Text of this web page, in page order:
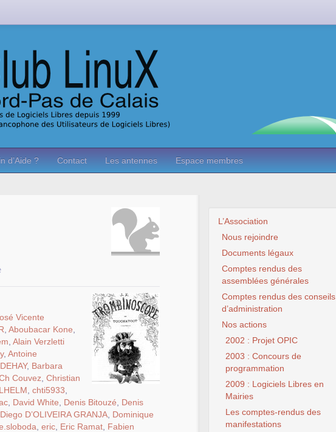
d’Aide ? Contact Les antennes Espace membres
Vicente
Aboubacar Kone
Alain Verzletti
, Antoine
, Barbara
Couvez Christian
chti5933
David White Denis Bitouzé
Denis
Diego D’OLIVEIRA GRANJA Dominique
eric Eric Ramat Fabien
L’Association
Nous rejoindre
Documents légaux
Comptes rendus des
assemblées générales
Comptes rendus des conseils
d’administration
Nos actions
2002 : Projet OPIC
2003 : Concours de
programmation
2009 : Logiciels Libres en
Mairies
Les comptes-rendus des
manifestations